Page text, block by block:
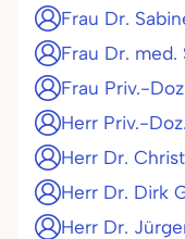
Frau Dr.
Frau Dr. med.
Frau Priv.-
Herr Priv.-
Herr Dr.
Herr Dr. Dirk
Herr Dr.